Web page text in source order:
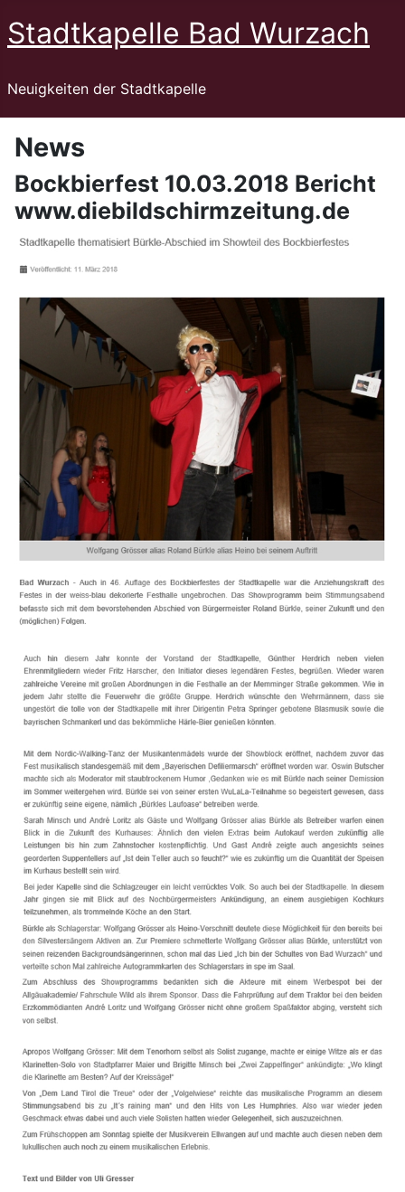
Stadtkapelle Bad Wurzach
Neuigkeiten der Stadtkapelle
News
Bockbierfest 10.03.2018 Bericht
www.diebildschirmzeitung.de